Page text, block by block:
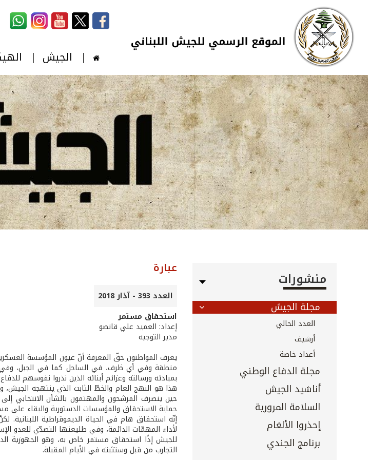
تجاوز إلى المحتوى الرئيسي
Skip to navigation
الجيش
منشورات
مجلة الجيش
العدد الحالي
أرشيف
أعداد خاصة
مجلة الدفاع الوطني
أناشيد الجيش
السلامة المرورية
إحذروا الألغام
برنامج الجندي
عبارة
العدد 393 - آذار 2018
استحقاق مستمر
إعداد: العميد علي قانصو
مدير التوجيه
يعرف المواطنون حقّ المعرفة أنّ عيون المؤسسة
منطقة وفي أي ظرف، في الساحل كما في الجبل، وفي
بمبادئه ورسالته وعزائم أبنائه الذين نذروا نفوسهم
هذا هو النهج العام والخطّ الثابت الذي ينتهجه
حين ينصرف المرشحون والمهتمون بالشأن الانتخابي
حماية الاستحقاق والمؤسسات الدستورية والبقاء على
إنّه استحقاق هام في الحياة الديموقراطية
لأداء المهمّات الدائمة، وفي طليعتها التصدّي للعدو
للجيش إذًا استحقاق مستمر خاص به، وهو الجهوزية
التجارب من قبل وستثبته في الأيام المقبلة.